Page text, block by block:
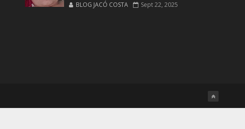
BLOG JACÓ COSTA Sept 22, 2025